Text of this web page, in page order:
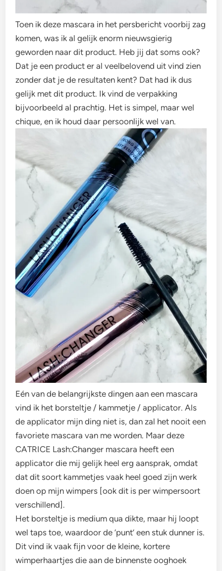
Toen ik deze mascara in het persbericht voorbij zag
komen, was ik al gelijk enorm nieuwsgierig
geworden naar dit product. Heb jij dat soms ook?
Dat je een product er al veelbelovend uit vind zien
zonder dat je de resultaten kent? Dat had ik dus
gelijk met dit product. Ik vind de verpakking
bijvoorbeeld al prachtig. Het is simpel, maar wel
chique, en ik houd daar persoonlijk wel van.
Eén van de belangrijkste dingen aan een mascara
vind ik het borsteltje / kammetje / applicator. Als
de applicator mijn ding niet is, dan zal het nooit een
favoriete mascara van me worden. Maar deze
CATRICE Lash:Changer mascara heeft een
applicator die mij gelijk heel erg aansprak, omdat
dat dit soort kammetjes vaak heel goed zijn werk
doen op mijn wimpers [ook dit is per wimpersoort
verschillend].
Het borsteltje is medium qua dikte, maar hij loopt
wel taps toe, waardoor de ‘punt’ een stuk dunner is.
Dit vind ik vaak fijn voor de kleine, kortere
wimperhaartjes die aan de binnenste ooghoek